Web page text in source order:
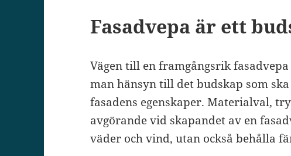
Fasadvepa är ett
Vägen till en framgångsrik
man hänsyn till det budskap som
fasadens egenskaper. Materialval,
avgörande vid skapandet av en
väder och vind, utan också behålla